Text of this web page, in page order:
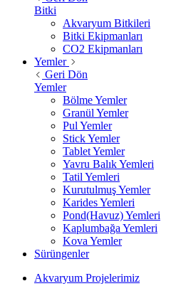
Bitki
Akvaryum Bitkileri
Bitki Ekipmanları
CO2 Ekipmanları
Yemler
Geri Dön
Yemler
Bölme Yemler
Granül Yemler
Pul Yemler
Stick Yemler
Tablet Yemler
Yavru Balık Yemleri
Tatil Yemleri
Kurutulmuş Yemler
Karides Yemleri
Pond(Havuz) Yemleri
Kaplumbağa Yemleri
Kova Yemler
Sürüngenler
Akvaryum Projelerimiz